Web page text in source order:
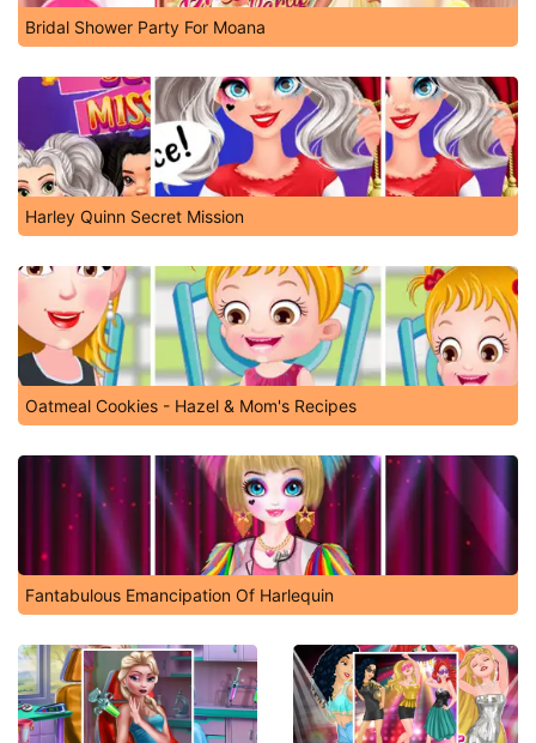
Bridal Shower Party For Moana
Harley Quinn Secret Mission
Oatmeal Cookies - Hazel & Mom's Recipes
Fantabulous Emancipation Of Harlequin